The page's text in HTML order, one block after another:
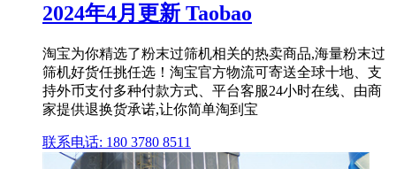
2024年4月更新 Taobao
淘宝为你精选了粉末过筛机相关的热卖商品,海量粉末过
筛机好货任挑任选！淘宝官方物流可寄送全球十地、支
持外币支付多种付款方式、平台客服24小时在线、由商
家提供退换货承诺,让你简单淘到宝
联系电话: 180 3780 8511